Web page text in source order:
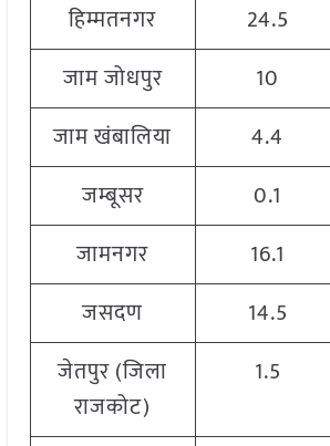
हिम्मतनगर
24.5
जाम जोधपुर
10
जाम खंबालिया
4.4
जम्बूसर
0.1
जामनगर
16.1
जसदण
14.5
जेतपुर (जिला
राजकोट)
1.5